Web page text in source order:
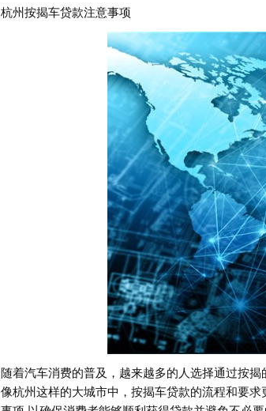
杭州按揭车贷款注意事项
随着汽车消费的普及，越来越多的人选择通过按
像杭州这样的大城市中，按揭车贷款的流程和要